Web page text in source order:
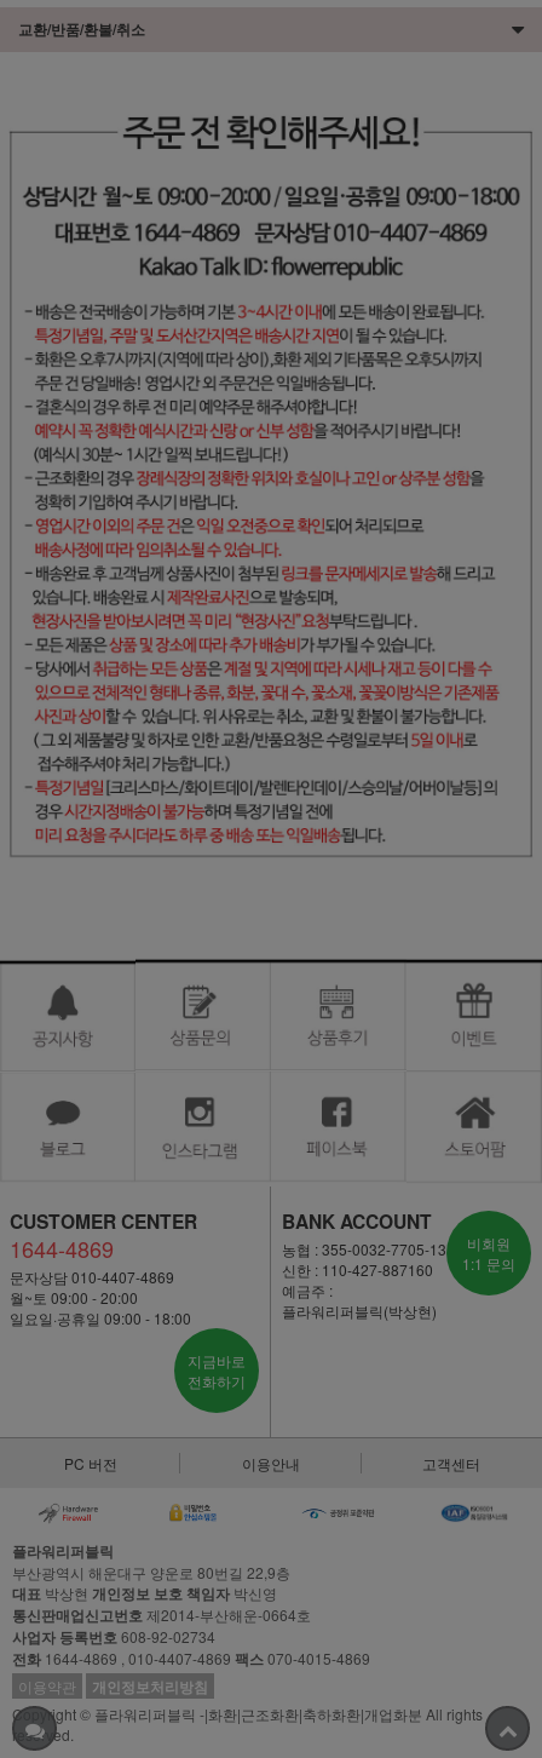
교환/반품/환불/취소
CUSTOMER CENTER
1644-4869
문자상담 010-4407-4869
월~토 09:00 - 20:00
일요일·공휴일 09:00 - 18:00
지금바로
전화하기
BANK ACCOUNT
농협 : 355-0032-7705-13
신한 : 110-427-887160
예금주 :
플라워리퍼블릭(박상현)
비회원
1:1 문의
PC 버전 이용안내 고객센터
플라워리퍼블릭
부산광역시 해운대구 양운로 80번길 22,9층
대표 박상현 개인정보 보호 책임자 박신영
통신판매업신고번호제2014-부산해운-0664호
사업자 등록번호608-92-02734
전화 1644-4869 , 010-4407-4869 팩스070-4015-4869
이용약관
개인정보처리방침
Copyright © 플라워리퍼블릭 -|화환|근조화환|축하화환|개업화분 All rights
reserved.